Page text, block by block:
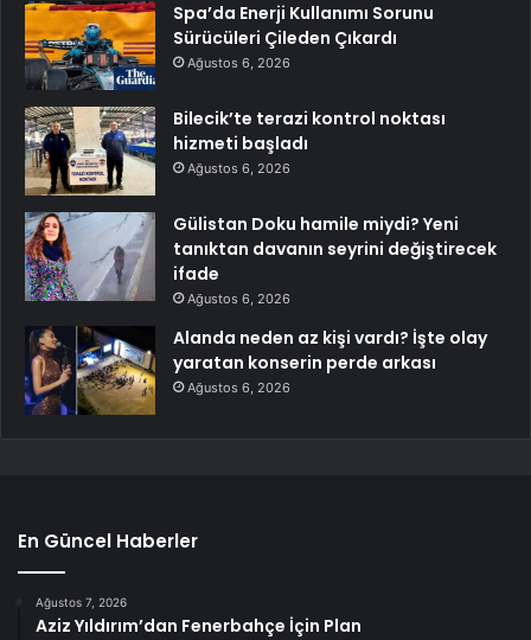
Spa’da Enerji Kullanımı Sorunu
Sürücüleri Çileden Çıkardı
Ağustos 6, 2026
Bilecik’te terazi kontrol noktası
hizmeti başladı
Ağustos 6, 2026
Gülistan Doku hamile miydi? Yeni
tanıktan davanın seyrini değiştirecek
ifade
Ağustos 6, 2026
Alanda neden az kişi vardı? İşte olay
yaratan konserin perde arkası
Ağustos 6, 2026
En Güncel Haberler
Ağustos 7, 2026
Aziz Yıldırım’dan Fenerbahçe İçin Plan